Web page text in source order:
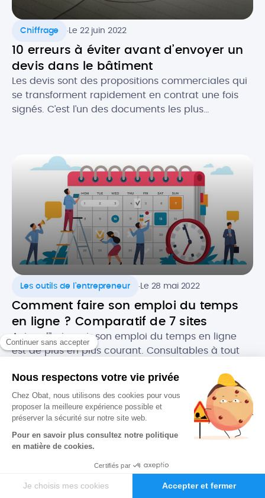
Chiffrage .Le 22 juin 2022
10 erreurs à éviter avant d’envoyer un
devis dans le bâtiment
Les devis sont des propositions commerciales qui
se transforment rapidement en contrat une fois
signés. C’est l’un des documents les plus
un prospect. Il est donc crucial de ne pas […]
Les outils de l'entrepreneur .Le 28 mai 2022
Comment faire son emploi du temps
en ligne ? Comparatif de 7 sites
Aujourd’hui, avoir son emploi du temps en ligne
est de plus en plus courant. Consultables à tout
dématérialisés permettent d’avoir constamment
sous la main ses rendez-vous et les évènements
importants, notamment dans un cadre
professionnel. Alors, quels sont les atouts de
l’agenda numérique ? Quels logiciels utiliser pour
faire […]